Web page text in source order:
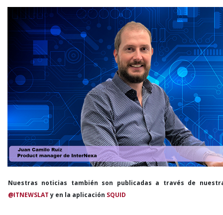
Nuestras noticias también son publicadas a través de
@ITNEWSLATy en la aplicación SQUID